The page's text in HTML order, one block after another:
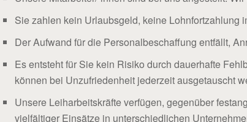
Sie zahlen kein Urlaubsgeld, keine Lohnfortzahlung
Der Aufwand für die Personalbeschaffung entfällt,
Es entsteht für Sie kein Risiko durch dauerhafte
können bei Unzufriedenheit jederzeit ausgetauscht
Unsere Leiharbeitskräfte verfügen, gegenüber
vielfältiger Einsätze in unterschiedlichen